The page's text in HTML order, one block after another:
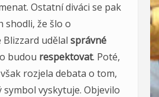
Ostatní diváci se pak
shodli, že šlo o
udělal správné
budou respektovat. Poté,
rozjela debata o tom,
symbol vyskytuje. Objevilo